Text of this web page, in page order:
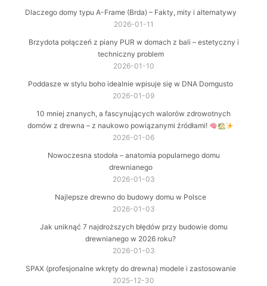
Dlaczego domy typu A-Frame (Brda) – Fakty, mity i alternatywy
2026-01-11
Brzydota połączeń z piany PUR w domach z bali – estetyczny i
techniczny problem
2026-01-10
Poddasze w stylu boho idealnie wpisuje się w DNA Domgusto
2026-01-09
10 mniej znanych, a fascynujących walorów zdrowotnych
domów z drewna – z naukowo powiązanymi źródłami!
2026-01-06
Nowoczesna stodoła – anatomia popularnego domu
drewnianego
2026-01-03
Najlepsze drewno do budowy domu w Polsce
2026-01-03
Jak uniknąć 7 najdroższych błędów przy budowie domu
drewnianego w 2026 roku?
2026-01-03
SPAX (profesjonalne wkręty do drewna) modele i zastosowanie
2025-12-30